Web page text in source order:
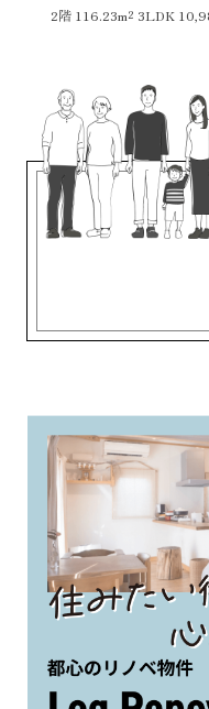
2階 116.23m² 3LDK